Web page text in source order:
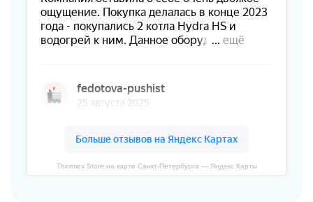
Thermex Store на карте Санкт‑Петербурга — Яндекс Карты